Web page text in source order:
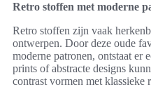
Retro stoffen met moderne
Retro stoffen zijn vaak
ontwerpen. Door deze oude
moderne patronen, ontstaat er
prints of abstracte designs
contrast vormen met klassieke